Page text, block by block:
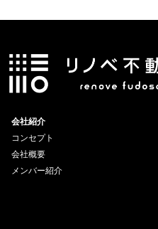
会社紹介
コンセプト
会社概要
メンバー紹介